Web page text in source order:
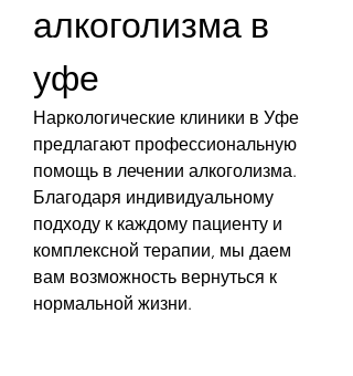
алкоголизма в
уфе
Наркологические клиники в Уфе
предлагают профессиональную
помощь в лечении алкоголизма.
Благодаря индивидуальному
подходу к каждому пациенту и
комплексной терапии, мы даем
вам возможность вернуться к
нормальной жизни.